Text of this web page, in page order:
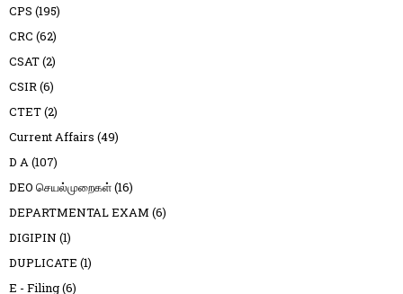
CPS (195)
CRC (62)
CSAT(2)
CSIR(6)
CTET(2)
Current Affairs (49)
D A(107)
DEO செயல்முறைகள்(16)
DEPARTMENTAL EXAM (6)
DIGIPIN (1)
DUPLICATE (1)
E - Filing(6)